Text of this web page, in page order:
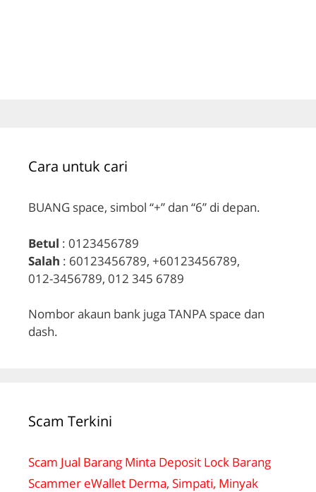
Cara untuk cari
BUANG space, simbol “+” dan “6” di depan.
Betul : 0123456789
Salah : 60123456789, +60123456789,
012-3456789, 012 345 6789
Nombor akaun bank juga TANPA space dan
dash.
Scam Terkini
Scam Jual Barang Minta Deposit Lock Barang
Scammer eWallet Derma, Simpati, Minyak